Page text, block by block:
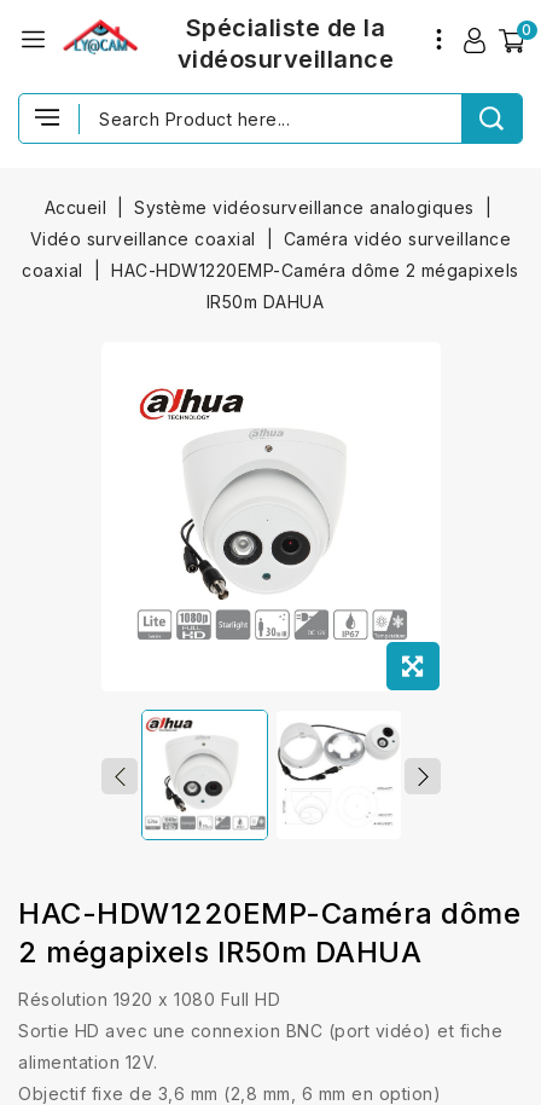
0
Spécialiste de la
vidéosurveillance
Accueil
Système vidéosurveillance analogiques
Vidéo surveillance coaxial
Caméra vidéo surveillance
coaxial
HAC-HDW1220EMP-Caméra dôme 2 mégapixels
IR50m DAHUA
HAC-HDW1220EMP-Caméra dôme
2 mégapixels IR50m DAHUA
Résolution 1920 x 1080 Full HD
Sortie HD avec une connexion BNC (port vidéo) et fiche
alimentation 12V.
Objectif fixe de 3,6 mm (2,8 mm, 6 mm en option)